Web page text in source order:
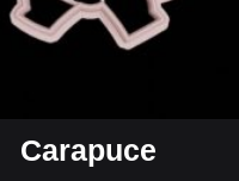
Carapuce